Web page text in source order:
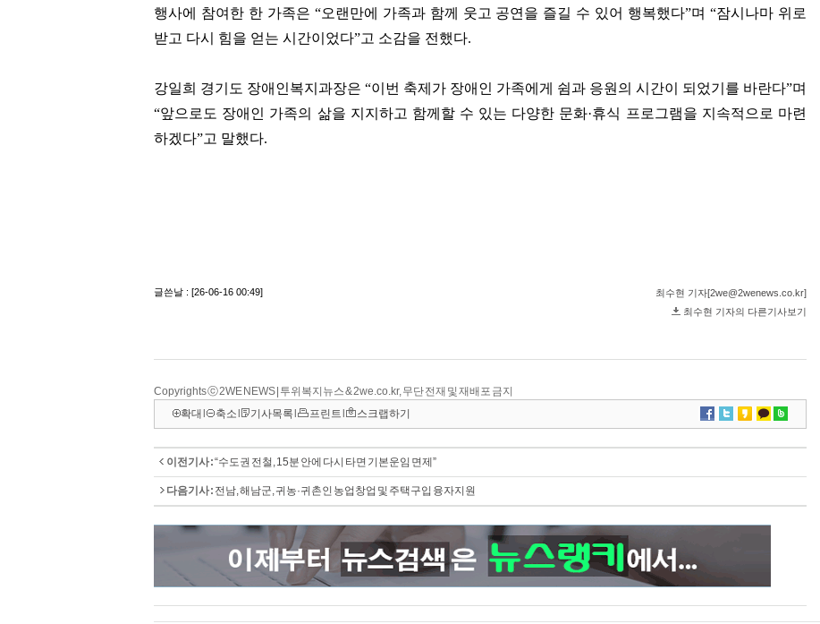
Copyrights ⓒ 2WE NEWS | 투위복지뉴스 & 2we.co.kr, 무단 전재 및 재배포 금지
확대
축소 기사목록 프린트 스크랩하기
이전기사 :“수도권 전철, 15분 안에 다시 타면 기본운임 면제”
다음기사 : 전남, 해남군, 귀농·귀촌인 농업창업 및 주택구입 융자지원